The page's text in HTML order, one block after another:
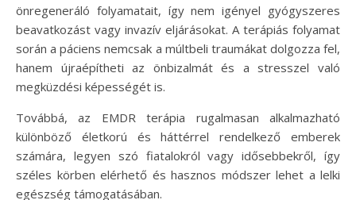
önregeneráló folyamatait, így nem igényel gyógyszeres
beavatkozást vagy invazív eljárásokat. A terápiás folyamat
során a páciens nemcsak a múltbeli traumákat dolgozza fel,
hanem újraépítheti az önbizalmát és a stresszel való
megküzdési képességét is.
Továbbá, az EMDR terápia rugalmasan alkalmazható
különböző életkorú és háttérrel rendelkező emberek
számára, legyen szó fiatalokról vagy idősebbekről, így
széles körben elérhető és hasznos módszer lehet a lelki
egészség támogatásában.